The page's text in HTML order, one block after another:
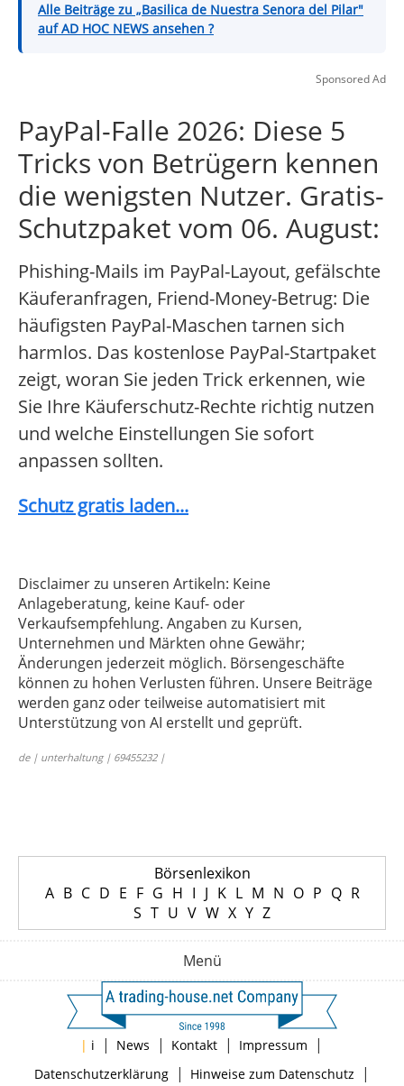
Alle Beiträge zu „Basilica de Nuestra Senora del Pilar"
auf AD HOC NEWS ansehen ?
Sponsored Ad
PayPal-Falle 2026: Diese 5
Tricks von Betrügern kennen
die wenigsten Nutzer. Gratis-
Schutzpaket vom 06. August:
Phishing-Mails im PayPal-Layout, gefälschte
Käuferanfragen, Friend-Money-Betrug: Die
häufigsten PayPal-Maschen tarnen sich
harmlos. Das kostenlose PayPal-Startpaket
zeigt, woran Sie jeden Trick erkennen, wie
Sie Ihre Käuferschutz-Rechte richtig nutzen
und welche Einstellungen Sie sofort
anpassen sollten.
Schutz gratis laden...
Disclaimer zu unseren Artikeln: Keine
Anlageberatung, keine Kauf- oder
Verkaufsempfehlung. Angaben zu Kursen,
Unternehmen und Märkten ohne Gewähr;
Änderungen jederzeit möglich. Börsengeschäfte
können zu hohen Verlusten führen. Unsere Beiträge
werden ganz oder teilweise automatisiert mit
Unterstützung von AI erstellt und geprüft.
de | unterhaltung | 69455232 |
Börsenlexikon
A B C D E F G H I J K L M N O P Q R
S T U V W X Y Z
Menü
| i | News | Kontakt | Impressum |
Datenschutzerklärung| Hinweise zum Datenschutz |